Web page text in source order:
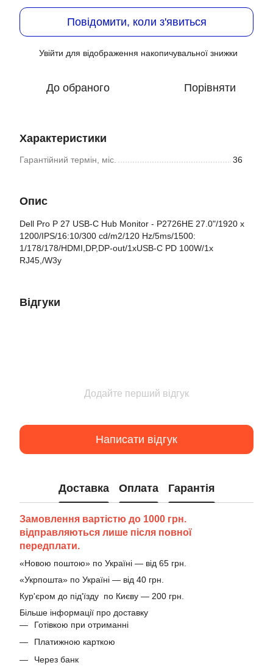
Повідомити, коли з'явиться
Увійти для відображення накопичувальної знижки
До обраного Порівняти
Характеристики
Гарантійний термін, міс. 36
Опис
Dell Pro P 27 USB-C Hub Monitor - P2726HE 27.0"/1920 x
1200/IPS/16:10/300 cd/m2/120 Hz/5ms/1500:
1/178/178/HDMI,DP,DP-out/1xUSB-C PD 100W/1x
RJ45,/W3y
Відгуки
Додайте перший відгук
Написати відгук
Доставка Оплата Гарантія
Замовлення вартістю до 1000 грн.
відправляються лише після повної
передплати.
«Новою поштою» по Україні — від 65 грн.
«Укрпошта» по Україні — від 40 грн.
Кур'єром до під'їзду по Києву — 200 грн.
Більше інформації про доставку
Готівкою при отриманні
Платижною карткою
Через банк